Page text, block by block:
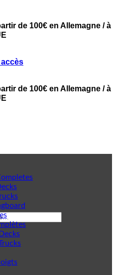
de 100€ en Allemagne / à
de 100€ en Allemagne / à